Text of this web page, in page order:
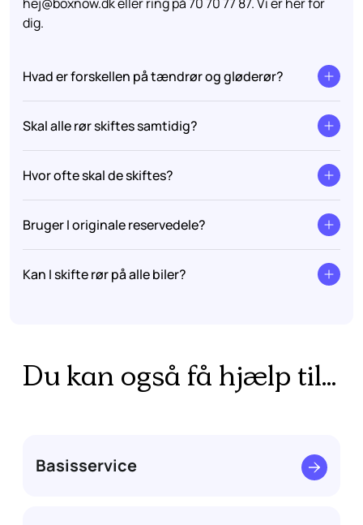
dig.
Hvad er forskellen på tændrør og gløderør?
Skal alle rør skiftes samtidig?
Hvor ofte skal de skiftes?
Bruger I originale reservedele?
Kan I skifte rør på alle biler?
Du kan også få hjælp til...
Basisservice